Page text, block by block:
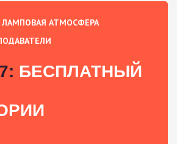
ЛАМПОВАЯ АТМОСФЕРА
БЕСПЛАТНЫЙ